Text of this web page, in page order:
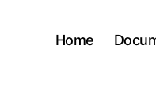
Home